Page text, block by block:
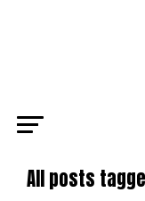
All posts